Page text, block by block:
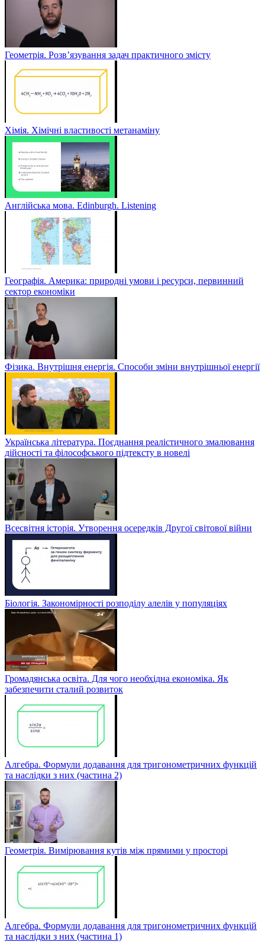
Геометрія. Розв’язування задач практичного змісту
Хімія. Хімічні властивості метанаміну
Англійська мова. Edinburgh. Listening
Географія. Америка: природні умови і ресурси, первинний
сектор економіки
Фізика. Внутрішня енергія. Способи зміни внутрішньої енергії
Українська література. Поєднання реалістичного змалювання
дійсності та філософського підтексту в новелі
Всесвітня історія. Утворення осередків Другої світової війни
Біологія. Закономірності розподілу алелів у популяціях
Громадянська освіта. Для чого необхідна економіка. Як
забезпечити сталий розвиток
Алгебра. Формули додавання для тригонометричних функцій
та наслідки з них (частина 2)
Геометрія. Вимірювання кутів між прямими у просторі
Алгебра. Формули додавання для тригонометричних функцій
та наслідки з них (частина 1)